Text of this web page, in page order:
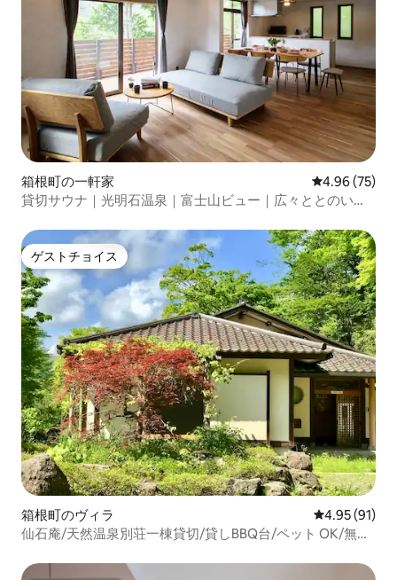
箱根町の一軒家 レビュー75
4.96 (75)
貸切サウナ｜光明石温泉｜富士山ビュー｜広々ととのいス
ゲストチョイス
ゲストチョイス
箱根町のヴィラ レビュー91
4.95 (91)
仙石庵/天然温泉別荘一棟貸切/貸しBBQ台/ペット OK/無料